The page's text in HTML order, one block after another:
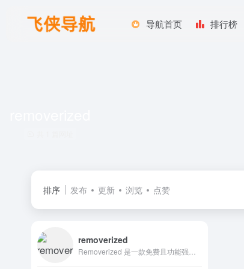
导航首页 排行榜
排序 发布 更新 浏览 点赞
removerized